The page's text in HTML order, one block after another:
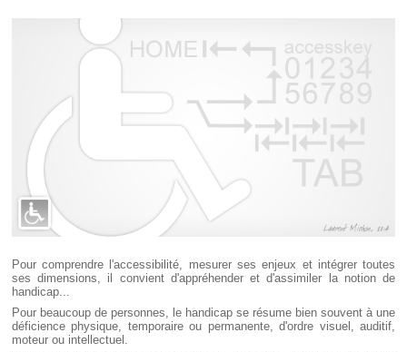
Pour comprendre l'accessibilité, mesurer ses enjeux et intégrer toutes
ses dimensions, il convient d'appréhender et d'assimiler la notion de
handicap...
Pour beaucoup de personnes, le handicap se résume bien souvent à une
déficience physique, temporaire ou permanente, d'ordre visuel, auditif,
moteur ou intellectuel.